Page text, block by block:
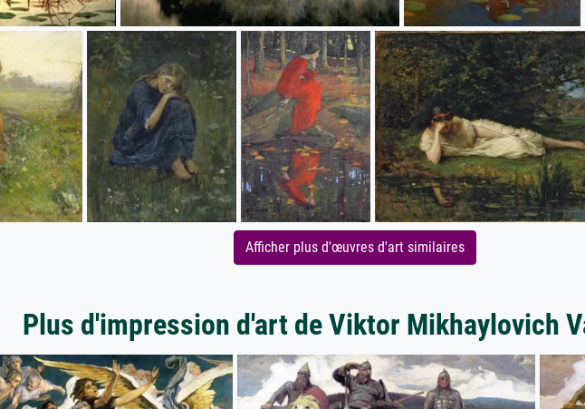
Afficher plus d'œuvres d'art similaires
Plus d'impression d'art de Viktor Mikhaylovich